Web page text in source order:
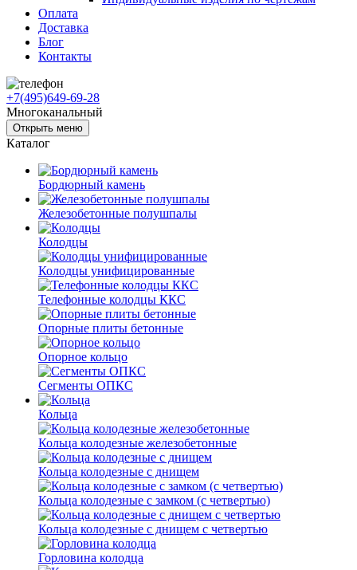
Оплата
Доставка
Блог
Контакты
+7(495)649-69-28
Многоканальный
Открыть меню
Каталог
Бордюрный камень
Железобетонные полушпалы
Колодцы
Колодцы унифицированные
Телефонные колодцы ККС
Опорные плиты бетонные
Опорное кольцо
Сегменты ОПКС
Кольца
Кольца колодезные железобетонные
Кольца колодезные с днищем
Кольца колодезные с замком (с четвертью)
Кольца колодезные с днищем с четвертью
Горловина колодца